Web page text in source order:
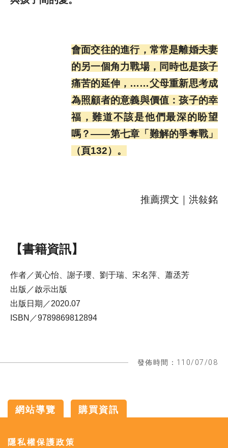
會面交往的進行，常常是離婚夫妻
的另一個角力戰場，同時也是孩子
痛苦的延伸，……父母重新思考成
為照顧者的意義與價值：孩子的幸
福，難道不該是他們最深的盼望
嗎？——第七章「難解的爭奪戰」
（頁132）。
推薦撰文｜洪敍銘
【書籍資訊】
作者／黃心怡、謝子瓔、劉于瑞、宋名萍、蕭丞芳
出版／啟示出版
出版日期／2020.07
ISBN／9789869812894
發佈時間：110/07/08
網站導覽
購買資訊
隱私權保護政策